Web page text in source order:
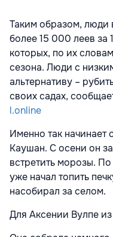
Таким образом, люди
более 15 000 леев за
которых, по их
сезона. Люди с
альтернативу –
своих садах,
l.online
Именно так начинает
Каушан. С осени он
встретить морозы.
уже начал топить
насобирал за селом.
Для Аксении Вулпе